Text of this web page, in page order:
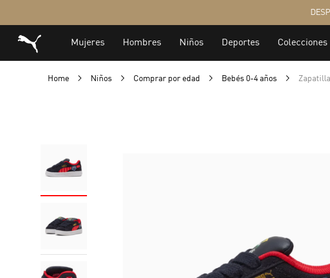
Home Niños Comprar por edad Bebés 0-4 años